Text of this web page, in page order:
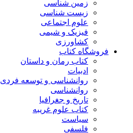
زمین شناسی
زیست شناسی
علوم اجتماعی
فیزیک و شیمی
کشاورزی
فروشگاه کتاب
کتاب رمان و داستان
ادبیات
روانشناسی و توسعه فردی
روانشناسی
تاریخ و جغرافیا
کتاب علوم غریبه
سیاست
فلسفی